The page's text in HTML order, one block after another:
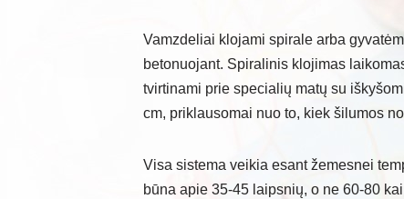
Vamzdeliai klojami spirale arba
betonuojant. Spiralinis klojimas
tvirtinami prie specialių matų su
cm, priklausomai nuo to, kiek šilumos
Visa sistema veikia esant žemesnei
būna apie 35-45 laipsnių, o ne 60-80